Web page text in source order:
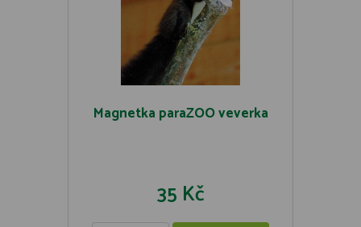
Magnetka paraZOO veverka
35 Kč